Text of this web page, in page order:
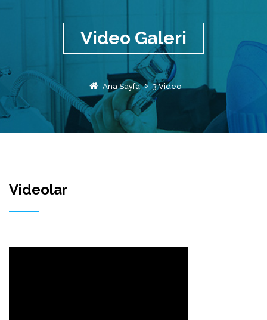
Video Galeri
Ana Sayfa 3 Video
Videolar